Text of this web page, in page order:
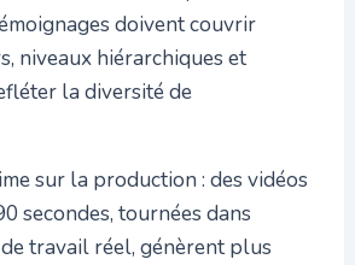
doivent couvrir
niveaux hiérarchiques et
la diversité de
sur la production : des vidéos
secondes, tournées dans
travail réel, génèrent plus